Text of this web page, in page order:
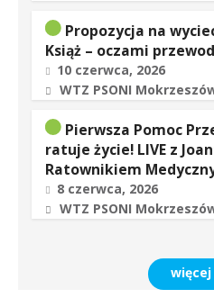
Propozycja na
Książ – oczami
10 czerwca, 2026
WTZ PSONI
Pierwsza Pomoc
ratuje życie! LIVE z
Ratownikiem
8 czerwca, 2026
WTZ PSONI
więcej